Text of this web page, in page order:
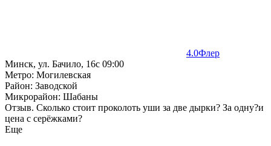
4.0Флер
Минск, ул. Бачило, 16с 09:00
Метро: Могилевская
Район: Заводской
Микрорайон: Шабаны
Отзыв. Сколько стоит проколоть уши за две дырки? За одну?и
цена с серёжками?
Еще